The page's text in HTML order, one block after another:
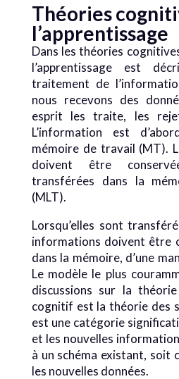
Théories
l’apprentissage
Dans les théories
l’apprentissage est
traitement de
nous recevons des
esprit les traite, les
L’information est
mémoire de travail (MT).
doivent être
transférées dans la
(MLT).
Lorsqu’elles sont
informations doivent être
dans la mémoire, d’une
Le modèle le plus
discussions sur la théorie
cognitif est la théorie des
est une catégorie
et les nouvelles
à un schéma existant, soit
les nouvelles données.